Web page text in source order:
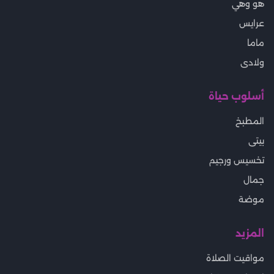
هو وهي
عرايس
ماما
ولادى
أسلوب حياة
المطبخ
بيتى
تخسيس ورجيم
جمال
موضة
المزيد
مواقيت الصلاة